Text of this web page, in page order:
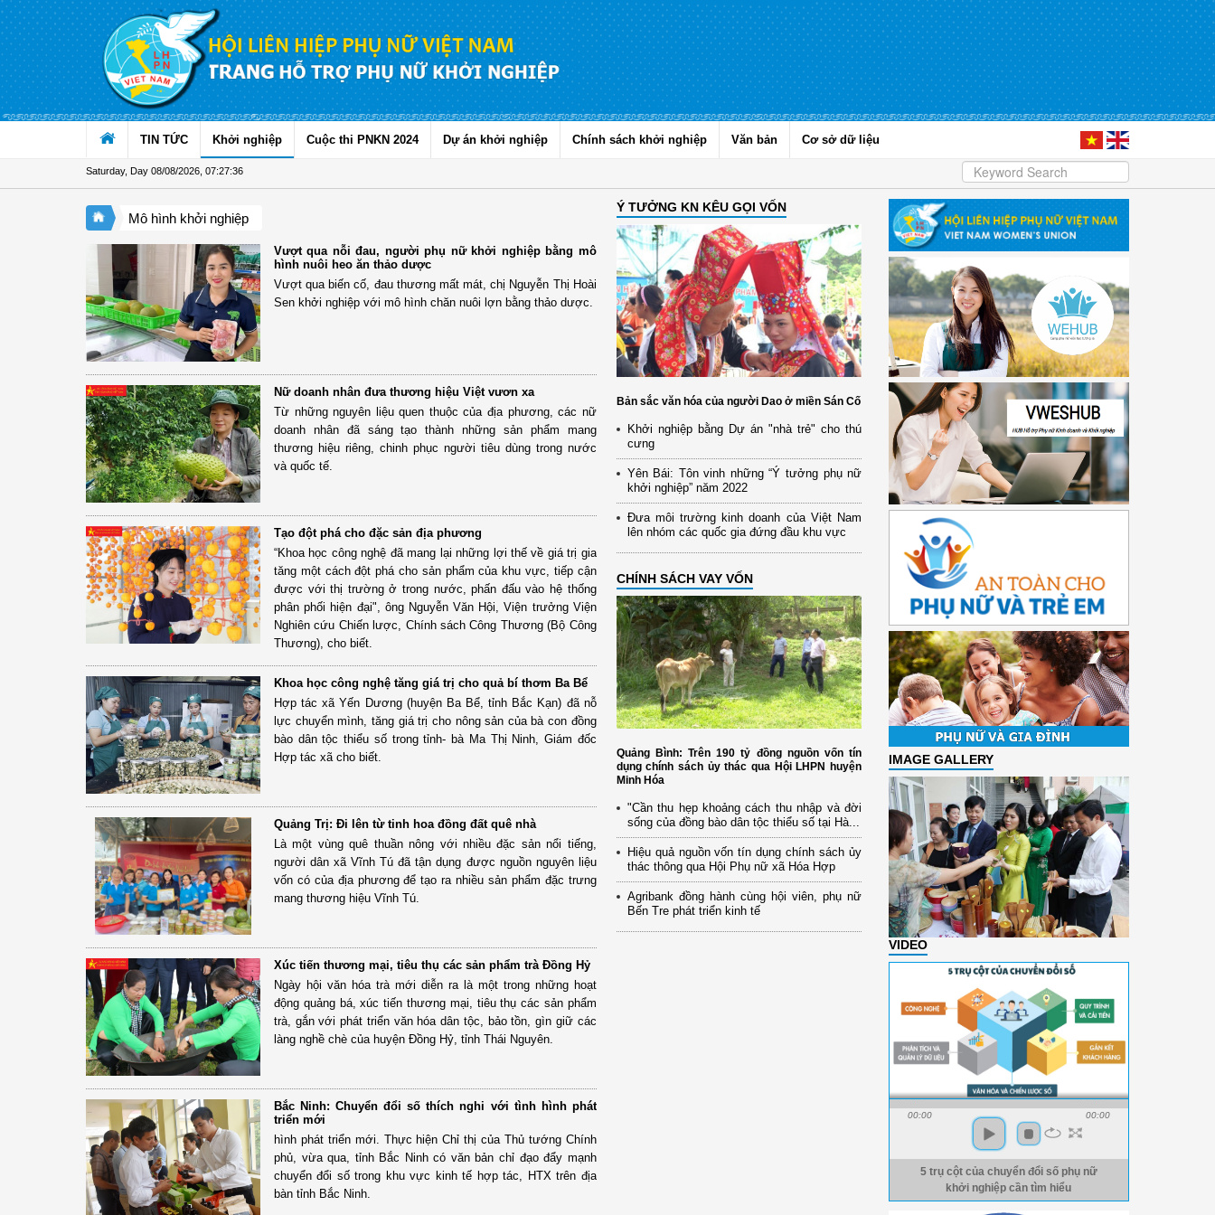
Skip to Content
TIN TỨC Khởi nghiệp Cuộc thi PNKN 2024 Dự án khởi nghiệp Chính sách khởi nghiệp Văn bản Cơ sở dữ liệu
Saturday, Day 08/08/2026 07:27:37
Mô hình khởi nghiệp
Vượt qua nỗi đau, người phụ nữ khởi nghiệp bằng mô
hình nuôi heo ăn thảo dược
Vượt qua biến cố, đau thương mất mát, chị Nguyễn Thị Hoài
Sen khởi nghiệp với mô hình chăn nuôi lợn bằng thảo dược.
Nữ doanh nhân đưa thương hiệu Việt vươn xa
Từ những nguyên liệu quen thuộc của địa phương, các nữ
doanh nhân đã sáng tạo thành những sản phẩm mang
thương hiệu riêng, chinh phục người tiêu dùng trong nước
và quốc tế.
Tạo đột phá cho đặc sản địa phương
“Khoa học công nghệ đã mang lại những lợi thế về giá trị gia
tăng một cách đột phá cho sản phẩm của khu vực, tiếp cận
được với thị trường ở trong nước, phấn đấu vào hệ thống
phân phối hiện đại", ông Nguyễn Văn Hội, Viện trưởng Viện
Nghiên cứu Chiến lược, Chính sách Công Thương (Bộ Công
Thương), cho biết.
Khoa học công nghệ tăng giá trị cho quả bí thơm Ba Bể
Hợp tác xã Yến Dương (huyện Ba Bể, tỉnh Bắc Kạn) đã nỗ
lực chuyển mình, tăng giá trị cho nông sản của bà con đồng
bào dân tộc thiểu số trong tỉnh- bà Ma Thị Ninh, Giám đốc
Hợp tác xã cho biết.
Quảng Trị: Đi lên từ tinh hoa đồng đất quê nhà
Là một vùng quê thuần nông với nhiều đặc sản nổi tiếng,
người dân xã Vĩnh Tú đã tận dụng được nguồn nguyên liệu
vốn có của địa phương để tạo ra nhiều sản phẩm đặc trưng
mang thương hiệu Vĩnh Tú.
Xúc tiến thương mại, tiêu thụ các sản phẩm trà Đồng Hỷ
Ngày hội văn hóa trà mới diễn ra là một trong những hoạt
động quảng bá, xúc tiến thương mại, tiêu thụ các sản phẩm
trà, gắn với phát triển văn hóa dân tộc, bảo tồn, gìn giữ các
làng nghề chè của huyện Đồng Hỷ, tỉnh Thái Nguyên.
Bắc Ninh: Chuyển đổi số thích nghi với tình hình phát
triển mới
hình phát triển mới. Thực hiện Chỉ thị của Thủ tướng Chính
phủ, vừa qua, tỉnh Bắc Ninh có văn bản chỉ đạo đẩy mạnh
chuyển đổi số trong khu vực kinh tế hợp tác, HTX trên địa
bàn tỉnh Bắc Ninh.
Ý TƯỞNG KN KÊU GỌI VỐN
Bản sắc văn hóa của người Dao ở miền Sán Cố
Khởi nghiệp bằng Dự án "nhà trẻ" cho thú
cưng
Yên Bái: Tôn vinh những “Ý tưởng phụ nữ
khởi nghiệp” năm 2022
Đưa môi trường kinh doanh của Việt Nam
lên nhóm các quốc gia đứng đầu khu vực
CHÍNH SÁCH VAY VỐN
Quảng Bình: Trên 190 tỷ đồng nguồn vốn tín
dụng chính sách ủy thác qua Hội LHPN huyện
Minh Hóa
"Cần thu hẹp khoảng cách thu nhập và đời
sống của đồng bào dân tộc thiểu số tại Hà...
Hiệu quả nguồn vốn tín dụng chính sách ủy
thác thông qua Hội Phụ nữ xã Hóa Hợp
Agribank đồng hành cùng hội viên, phụ nữ
Bến Tre phát triển kinh tế
IMAGE GALLERY
VIDEO
00:00 00:00
5 trụ cột của chuyển đổi số phụ nữ
khởi nghiệp cần tìm hiểu